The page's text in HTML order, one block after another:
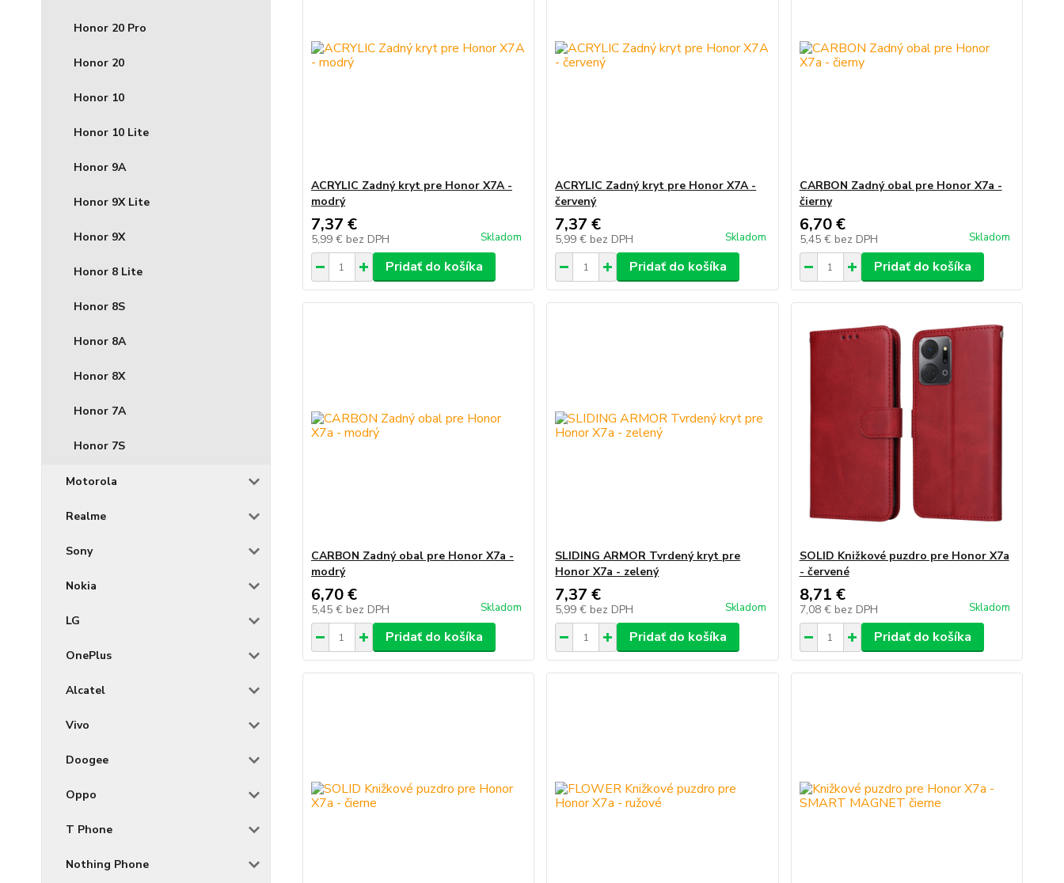
Honor 20 Pro
Honor 20
Honor 10
Honor 10 Lite
Honor 9A
Honor 9X Lite
Honor 9X
Honor 8 Lite
Honor 8S
Honor 8A
Honor 8X
Honor 7A
Honor 7S
Motorola
Realme
Sony
Nokia
LG
OnePlus
Alcatel
Vivo
Doogee
Oppo
T Phone
Nothing Phone
ACRYLIC Zadný kryt pre Honor X7A -
modrý
7,37 €
5,99 € bez DPH Skladom
Pridať do košíka
ACRYLIC Zadný kryt pre Honor X7A -
červený
7,37 €
5,99 € bez DPH Skladom
Pridať do košíka
CARBON Zadný obal pre Honor X7a -
čierny
6,70 €
5,45 € bez DPH Skladom
Pridať do košíka
CARBON Zadný obal pre Honor X7a -
modrý
6,70 €
5,45 € bez DPH Skladom
Pridať do košíka
SLIDING ARMOR Tvrdený kryt pre
Honor X7a - zelený
7,37 €
5,99 € bez DPH Skladom
Pridať do košíka
SOLID Knižkové puzdro pre Honor X7a
- červené
8,71 €
7,08 € bez DPH Skladom
Pridať do košíka